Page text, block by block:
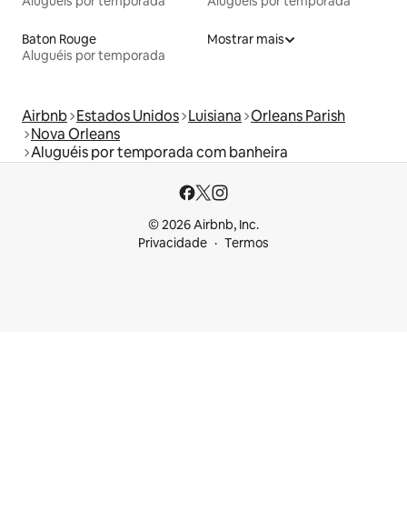
Baton Rouge
Aluguéis por temporada
Mostrar mais
Airbnb Estados Unidos Luisiana Orleans Parish
Nova Orleans
Aluguéis por temporada com banheira
© 2026 Airbnb, Inc.
Privacidade
Termos